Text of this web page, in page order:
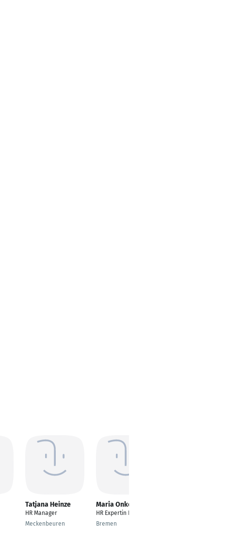
Tatjana Heinze
HR Manager
Meckenbeuren
Maria Onken
HR Expertin Payroll
Bremen